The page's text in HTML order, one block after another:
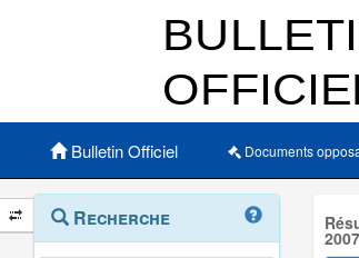
Bulletin Officiel Documents
Navigation
et
Menu
contextuel
Recherche
2007